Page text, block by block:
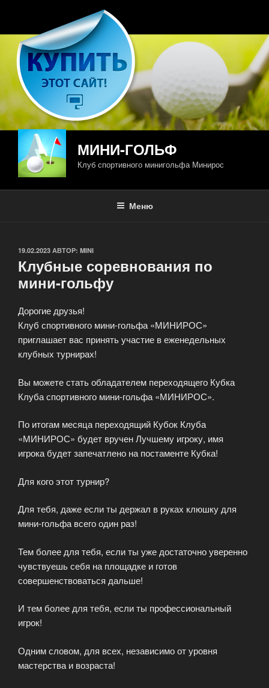
содержимому
МИНИ-ГОЛЬФ
Клуб спортивного минигольфа Минирос
Меню
ОПУБЛИКОВАНО
19.02.2023 АВТОР: MINI
Клубные соревнования по
мини-гольфу
Дорогие друзья!
Клуб спортивного мини-гольфа «МИНИРОС»
приглашает вас принять участие в еженедельных
клубных турнирах!
Вы можете стать обладателем переходящего Кубка
Клуба спортивного мини-гольфа «МИНИРОС».
По итогам месяца переходящий Кубок Клуба
«МИНИРОС» будет вручен Лучшему игроку, имя
игрока будет запечатлено на постаменте Кубка!
Для кого этот турнир?
Для тебя, даже если ты держал в руках клюшку для
мини-гольфа всего один раз!
Тем более для тебя, если ты уже достаточно уверенно
чувствуешь себя на площадке и готов
совершенствоваться дальше!
И тем более для тебя, если ты профессиональный
игрок!
Одним словом, для всех, независимо от уровня
мастерства и возраста!